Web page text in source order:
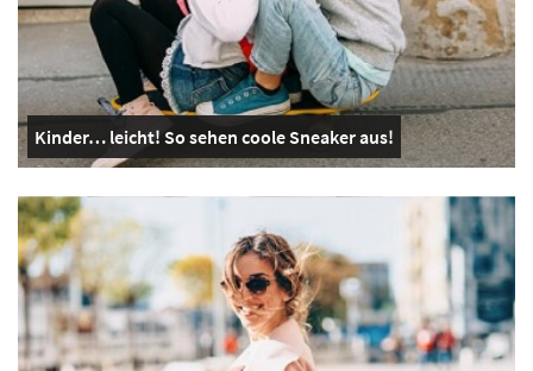
Kinder… leicht! So sehen coole Sneaker aus!